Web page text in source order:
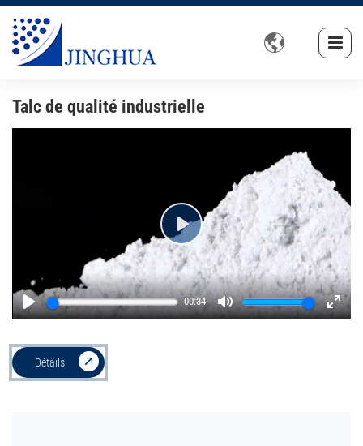

Talc de qualité industrielle
Play
00:34
Mute
Enter
Play
Détails